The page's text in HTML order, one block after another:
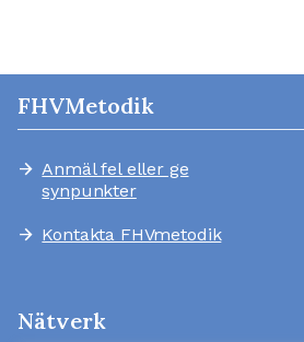
FHVMetodik
arrow_forward Anmäl fel eller ge
synpunkter
arrow_forward Kontakta FHVmetodik
Nätverk